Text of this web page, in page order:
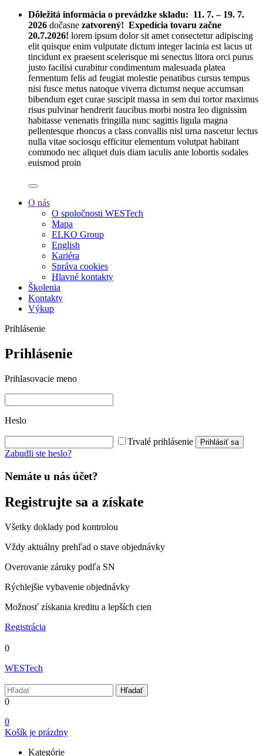
Dôležitá informácia o prevádzke skladu: 11. 7. – 19. 7.
2026 dočasne zatvorený! Expedícia tovaru začne
20.7.2026! lorem ipsum dolor sit amet consectetur adipiscing
elit quisque enim vulputate dictum integer lacinia est lacus ut
tincidunt ex praesent scelerisque mi senectus litora orci purus
justo facilisi curabitur condimentum malesuada platea
fermentum felis ad feugiat molestie penatibus cursus tempus
nisi fusce metus natoque viverra dictumst neque accumsan
bibendum eget curae suscipit massa in sem dui tortor maximus
risus pulvinar hendrerit faucibus morbi nostra leo dignissim
habitasse venenatis fringilla nunc sagittis ligula magna
pellentesque rhoncus a class convallis nisl urna nascetur lectus
nulla vitae sociosqu efficitur elementum volutpat habitant
commodo nec aliquet duis diam iaculis ante lobortis sodales
euismod proin
O nás
O spoločnosti WESTech
Mapa
ELKO Group
English
Kariéra
Správa cookies
Hlavné kontakty
Školenia
Kontakty
Výkup
Prihlásenie
Prihlásenie
Prihlasovacie meno
Heslo
Trvalé prihlásenie Prihlásiť sa
Zabudli ste heslo?
Nemáte u nás účet?
Registrujte sa a získate
Všetky doklady pod kontrolou
Vždy aktuálny prehľad o stave objednávky
Overovanie záruky podľa SN
Rýchlejšie vybavenie objednávky
Možnosť získania kreditu a lepších cien
Registrácia
0
WESTech
Hľadať
0
0
Košík je prázdny
Kategórie